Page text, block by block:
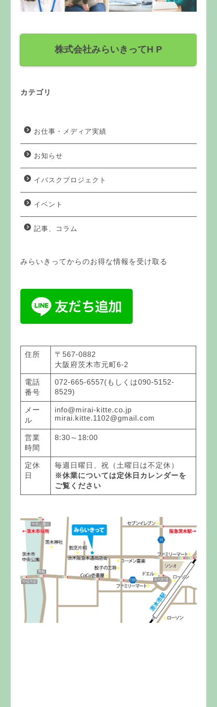
株式会社みらいきってH P
カテゴリ
お仕事・メディア実績
お知らせ
イバスクプロジェクト
イベント
記事、コラム
みらいきってからのお得な情報を受け取る
住所
〒567-0882
大阪府茨木市元町6-2
電話
番号
072-665-6557(もしくは090-5152-
8529)
メー
ル
info@mirai-kitte.co.jp
mirai.kitte.1102@gmail.com
営業
時間
8:30～18:00
定休
日
毎週日曜日、祝（土曜日は不定休）
※休業については定休日カレンダーを
ご覧ください